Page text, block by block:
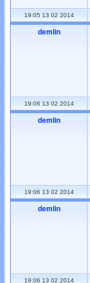
19:05 13 02 2014
demlin
19:06 13 02 2014
demlin
19:06 13 02 2014
demlin
19:06 13 02 2014